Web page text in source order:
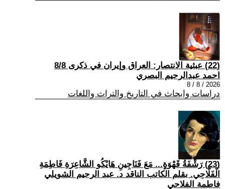
(22) عبثية الانتصار: العراق وإيران في ذكرى 8/8
احمد عبدالرحيم البصري
2026 / 8 / 8
دراسات وابحاث في التاريخ والتراث واللغات
(23) رَشْفَةُ قَهْوَةٍ... مَعَ فَنَاجِينِ هَايْكُو الشَّاعِرَةِ فَاطِمَةِ
الْفَلَّاحِي. بقلم الكاتب الناقد د. عبد الرحيم الشويلي
فاطمة الفلاحي